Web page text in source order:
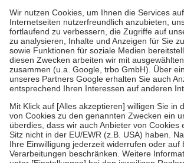
höchstens zehn Euro.
Es sind jedoch nie mehr
Kosten der Leistung zu entrichten.
Diese Regeln gelten grundsätzlich auch für
Bei Heilmitteln und häuslicher Krankenpflege
Zuzahlung zehn Prozent der Kosten sowie zehn
Verordnung.
Um das Engagement der Versicherten für ihre
stärken und die besondere Stellung der Familie
fallenkeine Zuzahlungenan bei:
• Kindern und Jugendlichen bis zum
mit Ausnahme der Fahrkosten
• Untersuchungen zur Vorsorge und
GKV getragen werden